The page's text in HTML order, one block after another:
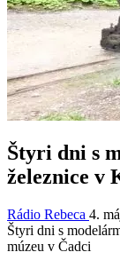
Štyri dni s
železnice v
Rádio Rebeca 4.
Štyri dni s
múzeu v Čadci